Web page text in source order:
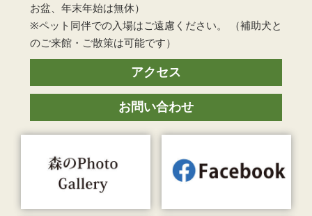
お盆、年末年始は無休）
※ペット同伴での入場はご遠慮ください。 （補助犬と
のご来館・ご散策は可能です）
アクセス
お問い合わせ